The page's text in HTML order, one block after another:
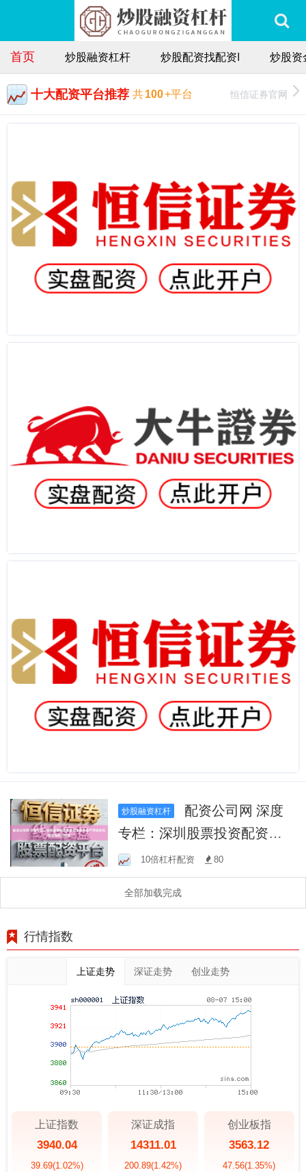
首页 炒股融资杠杆 炒股配资找配资I 炒股资
十大配资平台推荐 共100+平台 恒信证券官网
炒股融资杠杆
专栏：深圳股票投资配资在
全球多资产市场的风控流程
执行标准
10倍杠杆配资 80
全部加载完成
行情指数
上证走势 深证走势 创业走势
上证指数
3940.04
39.69(1.02%)
深证成指
14311.01
200.89(1.42%)
创业板指
3563.12
47.56(1.35%)